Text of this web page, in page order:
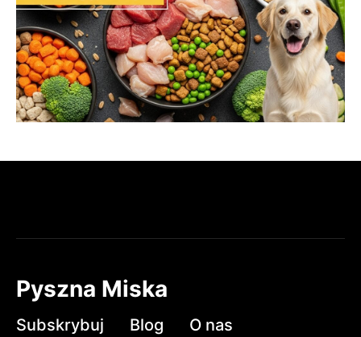
Pyszna Miska
Subskrybuj Blog O nas